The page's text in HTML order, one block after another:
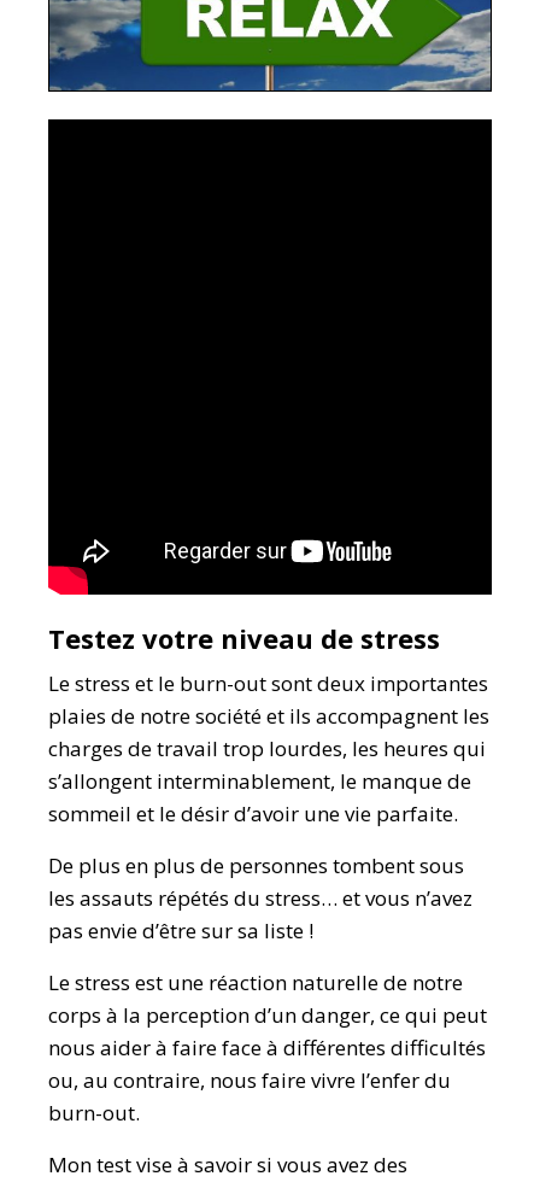
Testez votre niveau de stress
Le stress et le burn-out sont deux importantes
plaies de notre société et ils accompagnent les
charges de travail trop lourdes, les heures qui
s’allongent interminablement, le manque de
sommeil et le désir d’avoir une vie parfaite.
De plus en plus de personnes tombent sous
les assauts répétés du stress… et vous n’avez
pas envie d’être sur sa liste !
Le stress est une réaction naturelle de notre
corps à la perception d’un danger, ce qui peut
nous aider à faire face à différentes difficultés
ou, au contraire, nous faire vivre l’enfer du
burn-out.
Mon test vise à savoir si vous avez des